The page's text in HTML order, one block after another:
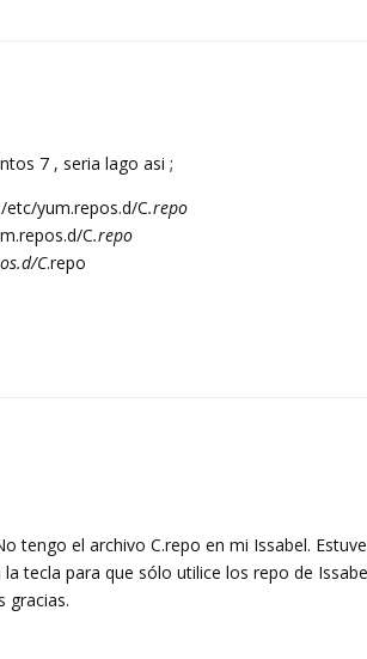
7 , seria lago asi ;
yum.repos.d/C.repo
C.repo
C.repo
tengo el archivo C.repo en mi Issabel.
tecla para que sólo utilice los repo de
gracias.